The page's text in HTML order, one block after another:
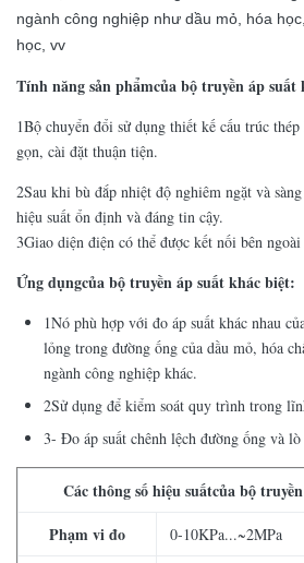
ngành công nghiệp như dầu mỏ, hóa
học, vv
Tính năng sản phẩmcủa bộ truyền áp suất
1Bộ chuyển đổi sử dụng thiết kế cấu trúc
gọn, cài đặt thuận tiện.
2Sau khi bù đắp nhiệt độ nghiêm ngặt và
hiệu suất ổn định và đáng tin cậy.
3Giao diện điện có thể được kết nối bên
Ứng dụngcủa bộ truyền áp suất khác biệt:
1Nó phù hợp với đo áp suất khác nhau
lỏng trong đường ống của dầu mỏ, hóa
ngành công nghiệp khác.
2Sử dụng để kiểm soát quy trình trong
3- Đo áp suất chênh lệch đường ống và lò
Các thông số hiệu suấtcủa bộ
Phạm vi đo
0-10KPa...~2MPa